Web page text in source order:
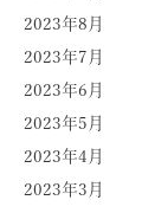
2023年8月
2023年7月
2023年6月
2023年5月
2023年4月
2023年3月